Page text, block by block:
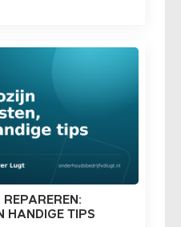
HANDIGE TIPS